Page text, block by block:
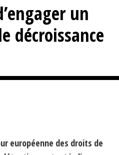
un
décroissance
européenne des droits de